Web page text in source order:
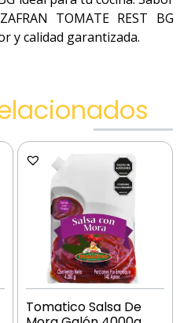
TOMATE REST BG
y calidad garantizada.
Tomatico Salsa De